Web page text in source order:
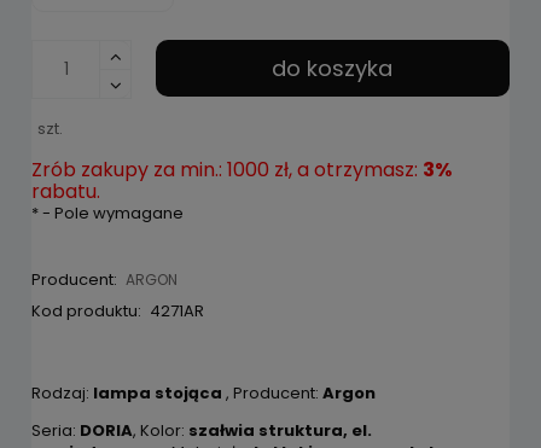
szt.
do koszyka
Zrób zakupy za min.: 1000 zł, a otrzymasz: 3%
rabatu.
*- Pole wymagane
Producent: ARGON
Kod produktu: 4271AR
Rodzaj: lampa stojąca , Producent: Argon
Seria: DORIA, Kolor: szałwia struktura, el.